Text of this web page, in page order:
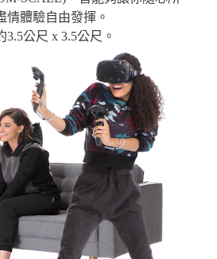
情體驗自由發揮。
3.5公尺 x 3.5公尺。